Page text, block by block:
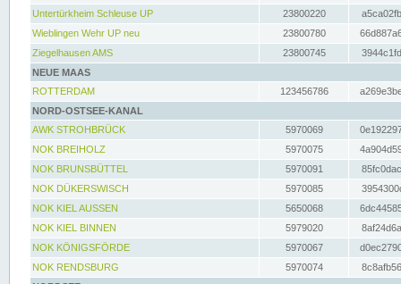
Untertürkheim Schleuse UP
23800220
Wieblingen Wehr UP neu
23800780
Ziegelhausen AMS
23800745
NEUE MAAS
ROTTERDAM
123456786
NORD-OSTSEE-KANAL
AWK STROHBRÜCK
5970069
NOK BREIHOLZ
5970075
NOK BRUNSBÜTTEL
5970091
NOK DÜKERSWISCH
5970085
NOK KIEL AUSSEN
5650068
NOK KIEL BINNEN
5979020
NOK KÖNIGSFÖRDE
5970067
NOK RENDSBURG
5970074